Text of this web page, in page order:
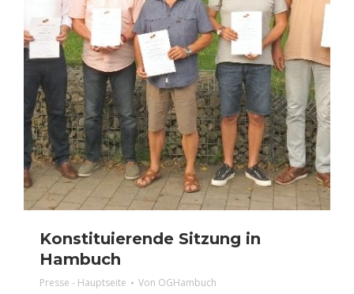
Konstituierende Sitzung in
Hambuch
Presse - Hauptseite Von OGHambuch